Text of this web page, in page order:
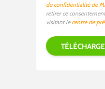
de confidentialité de
retirer ce
visitant le centre de